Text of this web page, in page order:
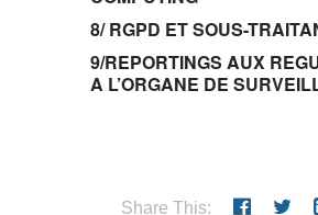
8/RGPD ET SOUS-
9/REPORTINGS AUX
A L’ORGANE DE
Share This: